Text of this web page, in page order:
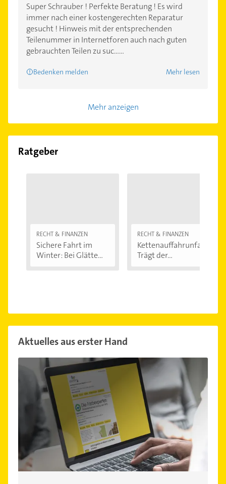
Super Schrauber ! Perfekte Beratung ! Es wird
immer nach einer kostengerechten Reparatur
gesucht ! Hinweis mit der entsprechenden
Teilenummer in Internetforen auch nach guten
gebrauchten Teilen zu suc......
Bedenken melden Mehr lesen
Mehr anzeigen
Ratgeber
RECHT & FINANZEN
Sichere Fahrt im
Winter: Bei Glätte...
RECHT & FINANZEN
Kettenauffahrunfall:
Trägt der...
Aktuelles aus erster Hand